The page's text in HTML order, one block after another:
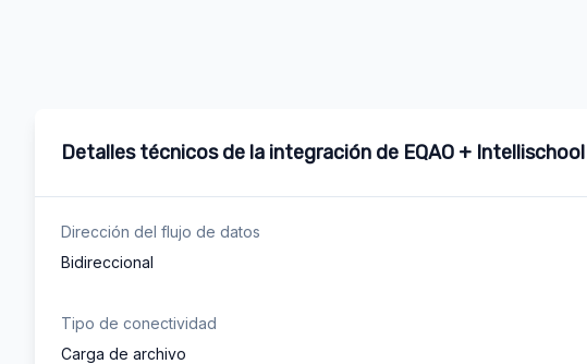
Detalles técnicos de la integración de EQAO + Intellischool
Dirección del flujo de datos
Bidireccional
Tipo de conectividad
Carga de archivo